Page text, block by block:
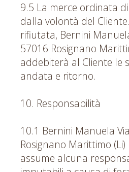
9.5 La merce ordinata
dalla volontà del
rifiutata, Bernini
57016 Rosignano
addebiterà al Cliente le
andata e ritorno.
10. Responsabilità
10.1 Bernini Manuela
Rosignano Marittimo
assume alcuna